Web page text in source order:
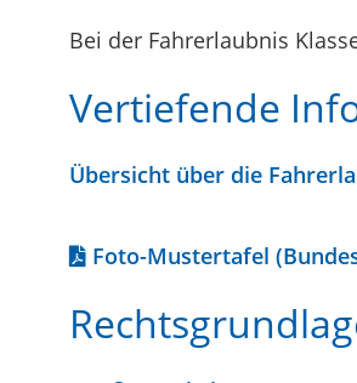
Bei der Fahrerlaubnis
Vertiefende
Übersicht über die
Foto-Mustertafel